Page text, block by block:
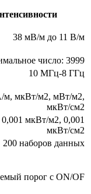
38 мВ/м до 11 В/м
число: 3999
10 МГц-8 ГГц
мкВт/м2, мВт/м2,
мкВт/см2
мкВт/м2, 0,001
мкВт/см2
200 наборов данных
порог с ON/OF